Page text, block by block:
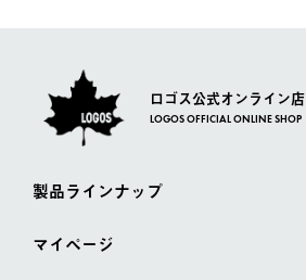
ロゴス公式オンライン店
LOGOS OFFICIAL ONLINE SHOP
製品ラインナップ
マイページ